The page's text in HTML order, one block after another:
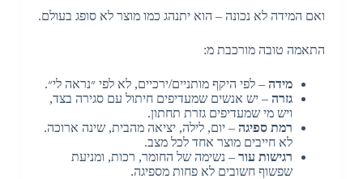
ואם המידה לא נכונה – הוא יתנהג כמו מוצר לא סופג בעולם.
התאמה טובה מורכבת מ:
מידה– לפי היקף מותניים/ירכיים, לא לפי ״נראה לי״.
גזרה– יש אנשים שמעדיפים חיתול עם סגירה בצד,
ויש מי שמעדיפים גזרת תחתון.
רמת ספיגה– יום, לילה, יציאה מהבית, שינה ארוכה.
לא חייבים מוצר אחד לכל מצב.
רגישות עור– נשימה של החומר, רכות, ומניעת
שפשוף חשובים לא פחות מספיגה.